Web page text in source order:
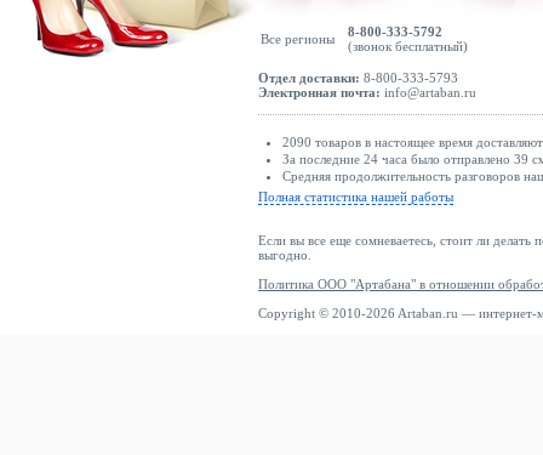
Все регионы
8-800-333-5792
(звонок бесплатный)
Отдел доставки: 8-800-333-5793
Электронная почта: info@artaban.ru
2090 товаров в настоящее время
За последние 24 часа было отправлено 39
Средняя продолжительность разговоров
Полная статистика нашей работы
Если вы все еще сомневаетесь, стоит ли делать
выгодно.
Политика ООО "Артабана" в отношении
Copyright © 2010-2026 Artaban.ru — интернет-